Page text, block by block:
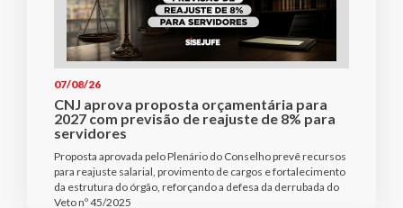
07/08/26
CNJ aprova proposta orçamentária para
2027 com previsão de reajuste de 8% para
servidores
Proposta aprovada pelo Plenário do Conselho prevê recursos
para reajuste salarial, provimento de cargos e fortalecimento
da estrutura do órgão, reforçando a defesa da derrubada do
Veto nº 45/2025